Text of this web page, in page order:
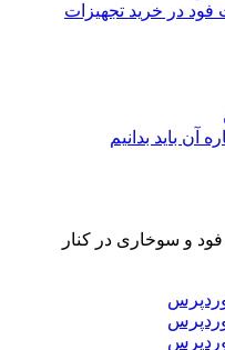
در خرید تجهیزات
آن باید بدانیم
و سوخاری در کنار